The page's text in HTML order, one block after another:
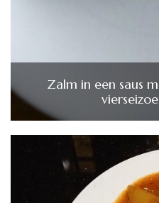
Zalm in een saus